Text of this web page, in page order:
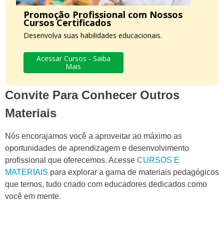
Promoção Profissional com Nossos
Cursos Certificados
Desenvolva suas habilidades educacionais.
Acessar Cursos - Saiba
Mais
Convite Para Conhecer Outros
Materiais
Nós encorajamos você a aproveitar ao máximo as
oportunidades de aprendizagem e desenvolvimento
profissional que oferecemos. Acesse CURSOS E
MATERIAIS para explorar a gama de materiais pedagógicos
que temos, tudo criado com educadores dedicados como
você em mente.